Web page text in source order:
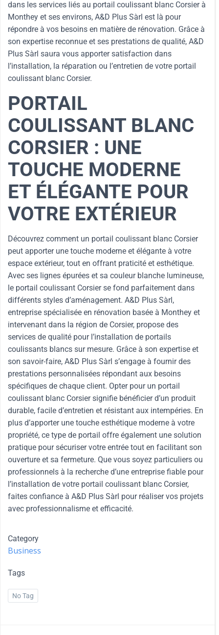
dans les services liés au portail coulissant blanc Corsier à
Monthey et ses environs, A&D Plus Sàrl est là pour
répondre à vos besoins en matière de rénovation. Grâce à
son expertise reconnue et ses prestations de qualité, A&D
Plus Sàrl saura vous apporter satisfaction dans
l’installation, la réparation ou l’entretien de votre portail
coulissant blanc Corsier.
PORTAIL
COULISSANT BLANC
CORSIER : UNE
TOUCHE MODERNE
ET ÉLÉGANTE POUR
VOTRE EXTÉRIEUR
Découvrez comment un portail coulissant blanc Corsier
peut apporter une touche moderne et élégante à votre
espace extérieur, tout en offrant praticité et esthétique.
Avec ses lignes épurées et sa couleur blanche lumineuse,
le portail coulissant Corsier se fond parfaitement dans
différents styles d’aménagement. A&D Plus Sàrl,
entreprise spécialisée en rénovation basée à Monthey et
intervenant dans la région de Corsier, propose des
services de qualité pour l’installation de portails
coulissants blancs sur mesure. Grâce à son expertise et
son savoir-faire, A&D Plus Sàrl s’engage à fournir des
prestations personnalisées répondant aux besoins
spécifiques de chaque client. Opter pour un portail
coulissant blanc Corsier signifie bénéficier d’un produit
durable, facile d’entretien et résistant aux intempéries. En
plus d’apporter une touche esthétique moderne à votre
propriété, ce type de portail offre également une solution
pratique pour sécuriser votre entrée tout en facilitant son
ouverture et sa fermeture. Que vous soyez particuliers ou
professionnels à la recherche d’une entreprise fiable pour
l’installation de votre portail coulissant blanc Corsier,
faites confiance à A&D Plus Sàrl pour réaliser vos projets
avec professionnalisme et efficacité.
Category
Business
Tags
No Tag